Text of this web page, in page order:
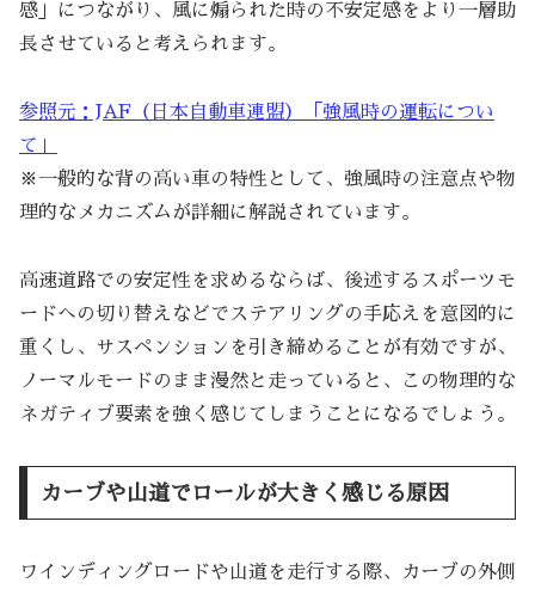
感」につながり、風に煽られた時の不安定感をより一層助
長させていると考えられます。
参照元：JAF（日本自動車連盟）「強風時の運転につい
て」
※一般的な背の高い車の特性として、強風時の注意点や物
理的なメカニズムが詳細に解説されています。
高速道路での安定性を求めるならば、後述するスポーツモ
ードへの切り替えなどでステアリングの手応えを意図的に
重くし、サスペンションを引き締めることが有効ですが、
ノーマルモードのまま漫然と走っていると、この物理的な
ネガティブ要素を強く感じてしまうことになるでしょう。
カーブや山道でロールが大きく感じる原因
ワインディングロードや山道を走行する際、カーブの外側